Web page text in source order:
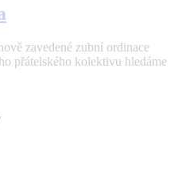
zavedené zubní ordinace
přátelského kolektivu hledáme